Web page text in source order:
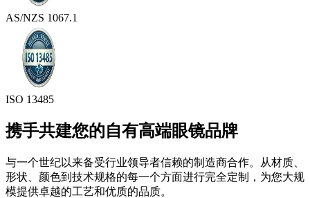
AS/NZS 1067.1
ISO 13485
携手共建您的自有高端眼镜品牌
与一个世纪以来备受行业领导者信赖的制造商合作。从材质、
形状、颜色到技术规格的每一个方面进行完全定制，为您大规
模提供卓越的工艺和优质的品质。